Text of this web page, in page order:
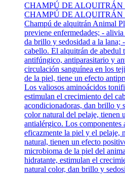
CHAMPÚ DE ALQUITRÁN
CHAMPÚ DE ALQUITRÁN
Champú de alquitrán Animal
previene enfermedades; -
da brillo y sedosidad a la lana;
cabello. El alquitrán de abedul
antifúngico, antiparasitario y
circulación sanguínea en los
de la piel, tiene un efecto
Los valiosos aminoácidos
estimulan el crecimiento del
acondicionadoras, dan brillo y
color natural del pelaje, tienen
antialérgico. Los
eficazmente la piel y el pelaje,
natural, tienen un efecto
microbioma de la piel del
hidratante, estimulan el
natural color, dan brillo y